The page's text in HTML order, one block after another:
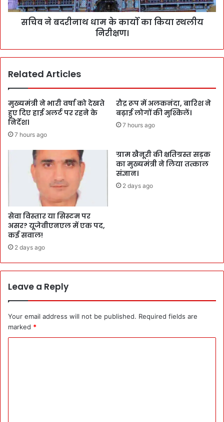
सचिव ने बदरीनाथ धाम के कार्यो का किया स्थलीय
निरीक्षण।
Related Articles
मुख्यमंत्री ने भारी वर्षा को देखते
हुए दिए हाई अलर्ट पर रहने के
निर्देश।
7 hours ago
रौद्र रूप में अलकनंदा, बारिश ने
बढ़ाई लोगों की मुश्किलें।
7 hours ago
सेवा विस्तार या सिस्टम पर
असर? यूजेवीएनएल में एक पद,
कई सवाल!
2 days ago
ग्राम खैनूरी की क्षतिग्रस्त सड़क
का मुख्यमंत्री ने लिया तत्काल
संज्ञान।
2 days ago
Leave a Reply
Your email address will not be published. Required fields are
marked *